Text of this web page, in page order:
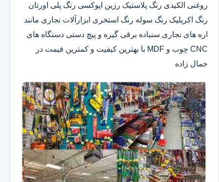
روغنی الکیدی رنگ پلاستیک رزین اپوکسی رنگ پلی اورتان
رنگ اکریلیک رنگ سوله رنگ استخری ابزارآلات نجاری مانند
اره های نجاری سنباده برقی گیره و پیچ دستی دستگاه های
CNC چوب و MDF با بهترین کیفیت و کمترین قیمت در
جمال زاده